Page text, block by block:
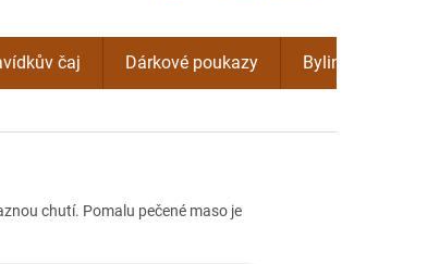
čaj Dárkové poukazy Bylinné kúry
chutí. Pomalu pečené maso je